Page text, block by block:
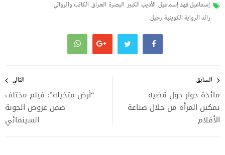
إسماعيل فهد إسماعيل الأديب الكبير البصرة العراق الكاتب والروائي
رائد الرواية الكويتية رحيل
المقالات
السابق
مائدة حوار حول قضية
تمكين المرأة من خلال صناعة
الأفلام
التالي
“أرض متخيلة”: فيلم مختلف
ضمن عروض الجونة
السينمائي